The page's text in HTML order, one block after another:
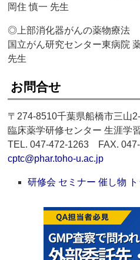
岡住 慎一 先生
◎上部消化器がんの薬物療法
国立がん研究センター東病
先生
お問合せ
〒274-8510千葉県船橋市三山
臨床薬学研修センター 生涯学
TEL. 047-472-1263 FAX.
cptc@phar.toho-u.ac.jp
研修会 セミナー 催し物